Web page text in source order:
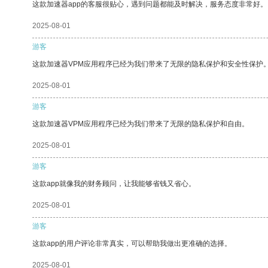
这款加速器app的客服很贴心，遇到问题都能及时解决，服务态度非常好。
2025-08-01
游客
这款加速器VPM应用程序已经为我们带来了无限的隐私保护和安全性保护
2025-08-01
游客
这款加速器VPM应用程序已经为我们带来了无限的隐私保护和自由。
2025-08-01
游客
这款app就像我的财务顾问，让我能够省钱又省心。
2025-08-01
游客
这款app的用户评论非常真实，可以帮助我做出更准确的选择。
2025-08-01